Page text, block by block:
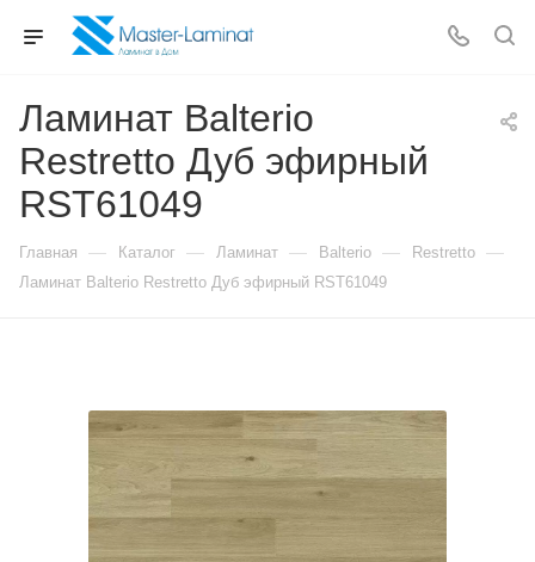
Ламинат Balterio
Restretto Дуб эфирный
RST61049
Главная — Каталог — Ламинат — Balterio — Restretto —
Ламинат Balterio Restretto Дуб эфирный RST61049